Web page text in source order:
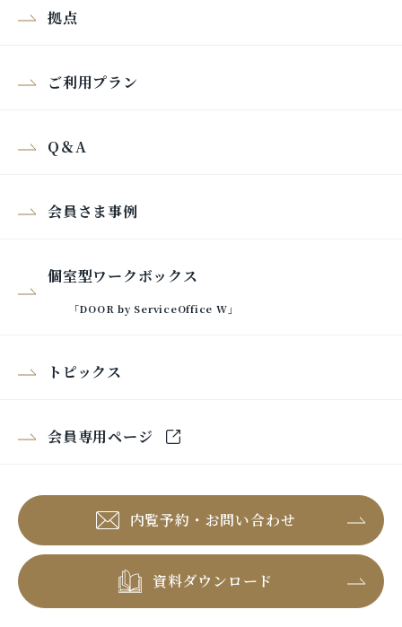
拠点
ご利用プラン
Q＆A
会員さま事例
個室型ワークボックス
「DOOR by ServiceOffice W」
トピックス
会員専用ページ
内覧予約・お問い合わせ
資料ダウンロード